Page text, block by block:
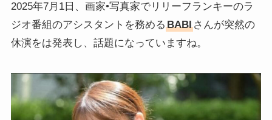
2025年7月1日、画家•写真家でリリーフランキーのラ
ジオ番組のアシスタントを務める BABIさんが突然の
休演をは発表し、話題になっていますね。